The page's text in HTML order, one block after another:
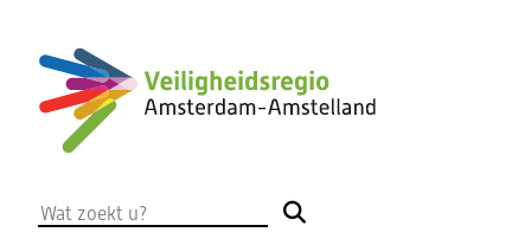
de
inhoud
Wat
zoekt